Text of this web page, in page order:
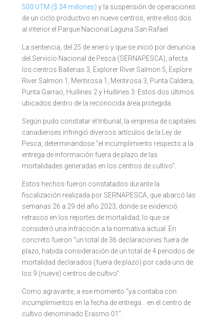
500 UTM ($ 34 millones) y la suspensión de operaciones
de un ciclo productivo en nueve centros, entre ellos dos
al interior el Parque Nacional Laguna San Rafael.
La sentencia, del 25 de enero y que se inició por denuncia
del Servicio Nacional de Pesca (SERNAPESCA), afecta
los centros Ballenas 3, Explorer River Salmon 5, Explore
River Salmon 1, Mentirosa 1, Mentirosa 3, Punta Caldera,
Punta Garrao, Huillines 2 y Huillines 3. Estos dos últimos
ubicados dentro de la reconocida área protegida.
Según pudo constatar el tribunal, la empresa de capitales
canadienses infringió diversos artículos de la Ley de
Pesca, determinándose “el incumplimiento respecto a la
entrega de información fuera de plazo de las
mortalidades generadas en los centros de cultivo”.
Estos hechos fueron constatados durante la
fiscalización realizada por SERNAPESCA, que abarcó las
semanas 26 a 29 del año 2023, donde se evidenció
retrasos en los reportes de mortalidad, lo que se
consideró una infracción a la normativa actual. En
concreto fueron “un total de 36 declaraciones fuera de
plazo, habida consideración de un total de 4 periodos de
mortalidad declarados (fuera de plazo) por cada uno de
los 9 (nueve) centros de cultivo”.
Como agravante, a ese momento “ya contaba con
incumplimientos en la fecha de entrega… en el centro de
cultivo denominado Erasmo 01”.